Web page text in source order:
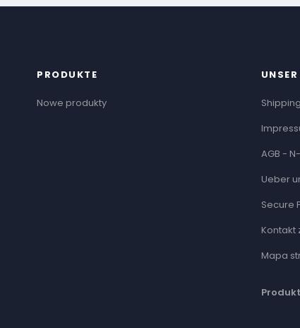
PRODUKTE
Nowe produkty
AGB -
Ueber
Secure
Kontakt
Mapa